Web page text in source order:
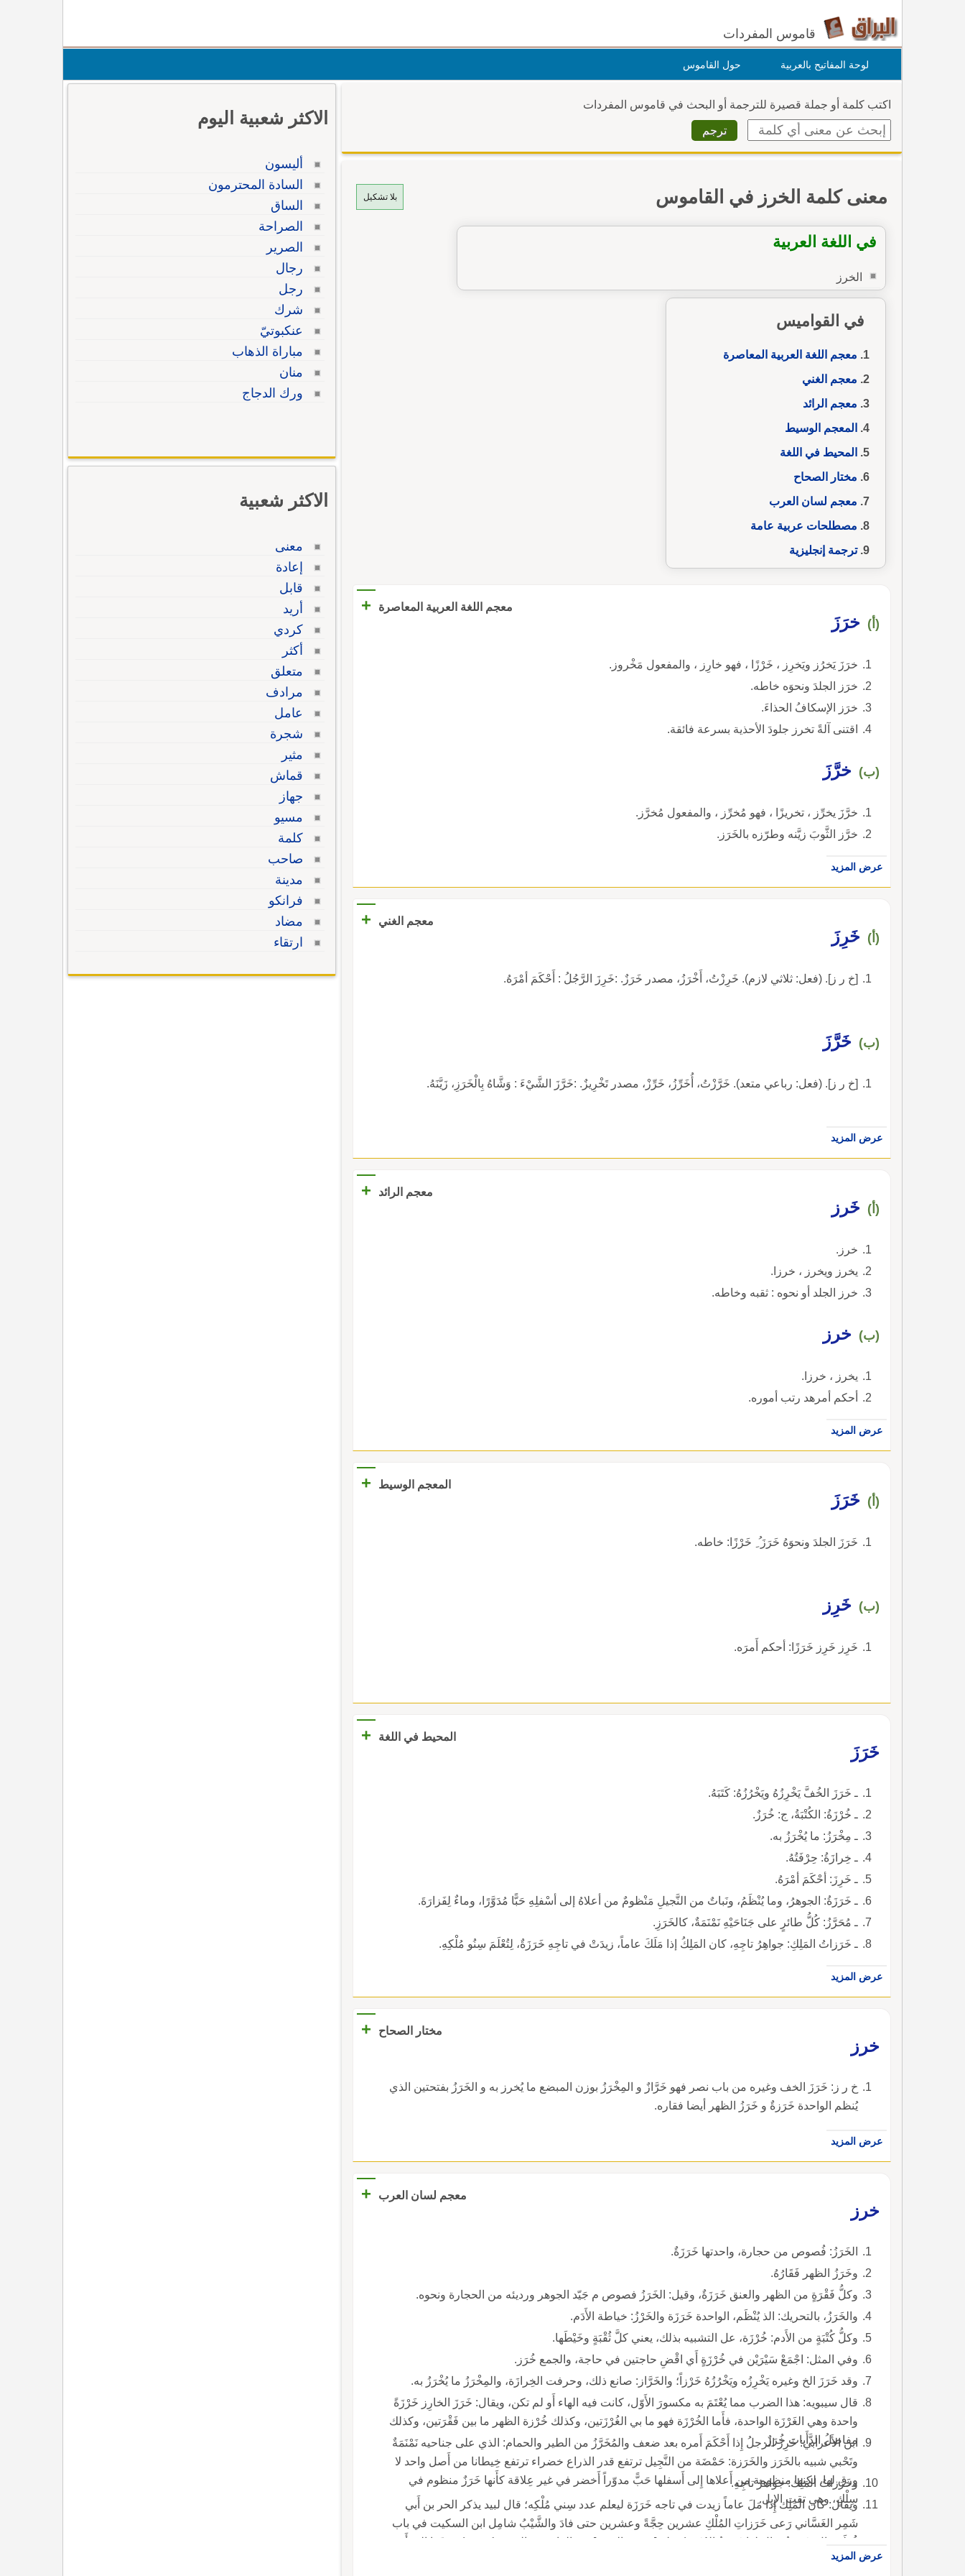
قاموس المفردات
لوحة المفاتيح بالعربية حول القاموس
اكتب كلمة أو جملة قصيرة للترجمة أو البحث في قاموس المفردات
بلا تشكيل معنى كلمة الخرز في القاموس
في اللغة العربية
الخرز
في القواميس
معجم اللغة العربية المعاصرة
معجم الغني
معجم الرائد
المعجم الوسيط
المحيط في اللغة
مختار الصحاح
معجم لسان العرب
مصطلحات عربية عامة
ترجمة إنجليزية
معجم اللغة العربية المعاصرة +
(أ) خرَزَ
خرَزَ يَخرُز ويَخرِز ، خَرْزًا ، فهو خارِز ، والمفعول مَخْروز.
خرَز الجلدَ ونحوَه خاطه.
خرَز الإسكافُ الحذاءَ.
اقتنى آلةً تخرز جلودَ الأحذية بسرعة فائقة.
(ب) خرَّزَ
خرَّزَ يخرِّز ، تخريزًا ، فهو مُخرِّز ، والمفعول مُخرَّز.
خرَّز الثَّوبَ زيَّنه وطرّزه بالخَرَز.
عرض المزيد
معجم الغني +
(أ) خَرِزَ
[خ ر ز]. (فعل: ثلاثي لازم). خَرِزْتُ، أَخْرَزُ، مصدر خَرَزٌ. :خَرِزَ الرَّجُلُ : أَحْكَمَ أمْرَهُ.
(ب) خَرَّزَ
[خ ر ز]. (فعل: رباعي متعد). خَرَّزْتُ، أُخَرِّزُ، خَرِّزْ، مصدر تَخْرِيزٌ. :خَرَّزَ الشَّيْءَ : وَشَّاهُ بِالْخَرَزِ، زَيَّنَهُ.
عرض المزيد
معجم الرائد +
(أ) خَرز
خرز.
يخرز ويخرز ، خرزا.
خرز الجلد أو نحوه : ثقبه وخاطه.
(ب) خرز
يخرز ، خرزا.
أحكم أمرهد رتب أموره.
عرض المزيد
المعجم الوسيط +
(أ) خَرَزَ
خَرَزَ الجلدَ ونحوَهُ خَرَزَ ُ ِ خَرْزًا: خاطه.
(ب) خَرِز
خَرِز خَرِز خَرَزًا: أحكم أَمرَه.
المحيط في اللغة
+
خَرَزَ
ـ خَرَزَ الخُفَّ يَخْرِزُهُ ويَخْرُزُهُ: كَتَبَهُ.
ـ خُرْزَةُ: الكُتْبَةُ، ج: خُرَزٌ.
ـ مِخْرَزُ: ما يُخْرَزُ به.
ـ خِرازَةُ: حِرْفَتُهُ.
ـ خَرِزَ: أحْكَمَ أمْرَهُ.
ـ خَرَزَةُ: الجوهرُ، وما يُنْظَمُ، ونَباتٌ من النَّجيلِ مَنْظومٌ من أعلاهُ إلى أسْفلِهِ حَبًّا مُدَوَّرًا، وماءٌ لِفَزارَةَ.
ـ مُحَرَّزُ: كُلُّ طائرٍ على جَنَاحَيْهِ نَمْنَمَةٌ، كالخَرَزِ.
ـ خَرَزاتُ المَلِكِ: جواهِرُ تاجِهِ، كان المَلِكُ إذا مَلَكَ عاماً، زيدَتْ في تاجِهِ خَرَزَةٌ، لِتُعْلَمَ سِنُو مُلْكِهِ.
عرض المزيد
مختار الصحاح
+
خرز
خ ر ز: خَرَزَ الخف وغيره من باب نصر فهو خَرَّازٌ و المِخْرَزُ بوزن المبضع ما يُخرز به و الخَرَزُ بفتحتين الذي
يُنظم الواحدة خَرَزةٌ و خَرَزُ الظهر أيضا فقاره.
عرض المزيد
معجم لسان العرب
+
خرز
الخَرَزُ: فُصوص من حجارة، واحدتها خَرَزَةٌ.
وخَرَزُ الظهر فَقَارُهُ.
وكلُّ فَقْرَةٍ من الظهر والعنق خَرَزَةٌ، وقيل: الخَرَزُ فصوص م جَيّد الجوهر ورديئه من الحجارة ونحوه.
والخَرَزُ، بالتحريك: الذ يُنْظَم، الواحدة خَرَزَة والخَرْزُ: خياطة الأَدَم.
وكلُّ كُتْبَةٍ من الأَدم: خُرْزَة، عل التشبيه بذلك، يعني كلَّ ثُقْبَةٍ وخَيْطَها.
وفي المثل: اجْمَعْ سَيْرَيْن في خُرْزَةٍ أَي اقْضِ حاجتين في حاجة، والجمع خُرَز.
وقد خَرَزَ الخ وغيره يَخْرِزُه ويَخْرُزُهُ خَرْزاً؛ والخَرَّاز: صانع ذلك، وحرفت الخِرازَة، والمِخْرَزُ ما يُخْرَزُ به.
قال سيبويه: هذا الضرب مما يُعْتَمَ به مكسورَ الأَوّل، كانت فيه الهاء أَو لم تكن، ويقال: خَرَزَ الخارِز خَرْزَةً
واحدة وهي الغَرْزَة الواحدة، فأَما الخُرْزَة فهو ما بي الغُرْزَتين، وكذلك خُرْزة الظهر ما بين فَقْرَتين، وكذلك
مفاصلُ الدَّأَيات خُرَزٌ.
ابن الأَعرابي: خَرِزَ الرجلُ إِذا أَحْكَمَ أَمره بعد ضعف والمُخَرَّزُ من الطير والحمام: الذي على جناحيه نَمْنَمَةٌ
وتَحْبي شبيه بالخَرَز والخَرَزة: حَمْضَة من النَّجِيل ترتفع قدر الذراع خضراء ترتفع خِيطانا من أَصل واحد لا
ورق لها، لكنها منظومة من أَعلاها إِلى أَسفلها حَبًّ مدوّراً أَخضر في غير عِلاقة كأَنها خَرَزٌ منظوم في
سِلْكٍ، وهي تقت الإِبل.
وخَرَزاتُ المَلِك: جواهرُ تاجِهِ.
ويقال: كان المَلِك إِذا مَلَ عاماً زيدت في تاجه خَرَزَة ليعلم عدد سِني مُلْكِه؛ قال لبيد يذكر الحر بن أَبي
شَمِر الغَسَّاني رَعى خَرَزاتِ المُلْكِ عشرين حِجَّةً وعشرين حتى فادَ والشَّيْبُ شامِل ابن السكيت في باب
فُعَلَة قال: خَرَزَةٌ يقال لها خَرَزَةُ العُقَرِ ( قوله [ خرزة العقر ] في القاموس العقرة كهمزة) تشدّها المرأَة
عل حِقْوَيها لئلا تَحْمل.عرض المزيد
الاكثر شعبية اليوم
أليسون
السادة المحترمون
الساق
الصراحة
الصرير
رجال
رجل
شرك
عنكبوتيّ
مباراة الذهاب
منان
ورك الدجاج
الاكثر شعبية
معنى
إعادة
قابل
أريد
كردي
أكثر
متعلق
مرادف
عامل
شجرة
مثير
قماش
جهاز
مسيو
كلمة
صاحب
مدينة
فرانكو
مضاد
ارتقاء